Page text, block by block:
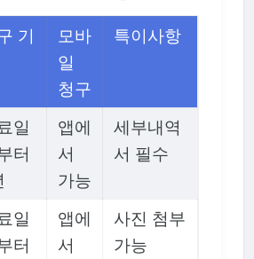
기
모바
일
청구
특이사항
일
터
앱에
서
가능
세부내역
서 필수
일
터
앱에
서
사진 첨부
가능